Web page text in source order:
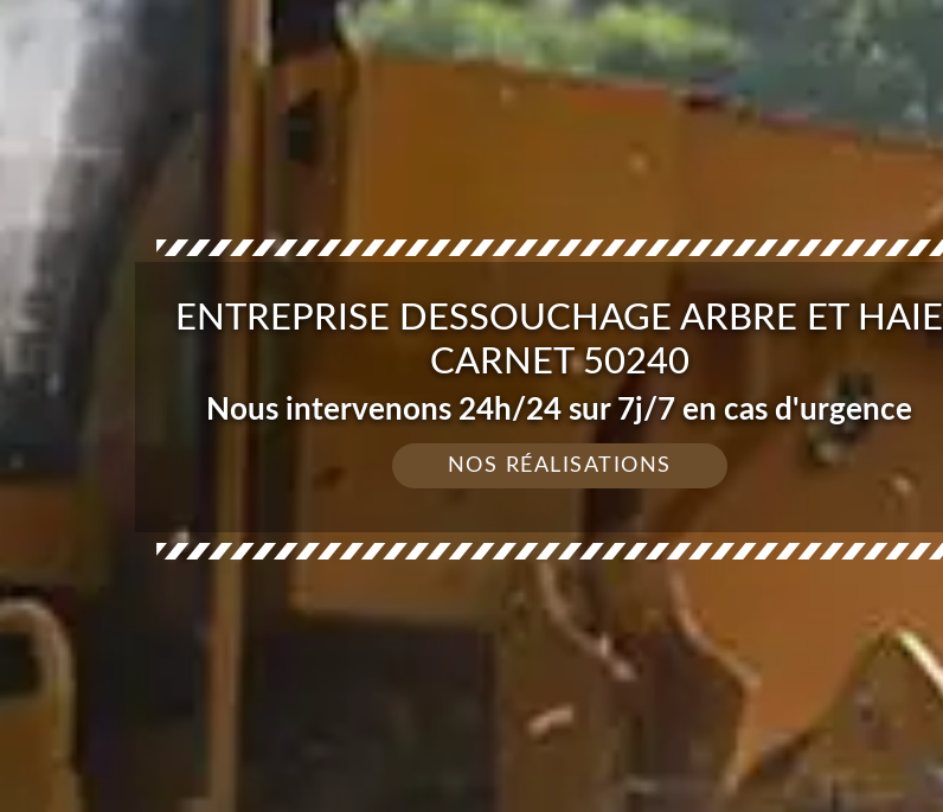
ENTREPRISE DESSOUCHAGE ARBRE ET HAIE
CARNET 50240
Nous intervenons 24h/24 sur 7j/7 en cas d'urgence
NOS RÉALISATIONS